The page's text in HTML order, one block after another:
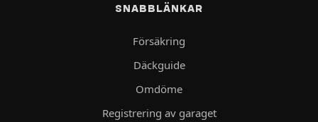
SNABBLÄNKAR
Försäkring
Däckguide
Omdöme
Registrering av garaget